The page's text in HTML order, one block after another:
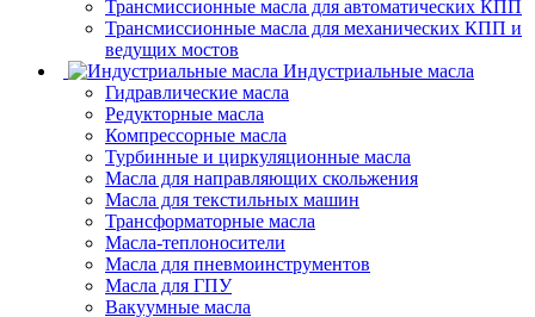
Трансмиссионные масла для автоматических КПП
Трансмиссионные масла для механических КПП и
ведущих мостов
Индустриальные масла
Гидравлические масла
Редукторные масла
Компрессорные масла
Турбинные и циркуляционные масла
Масла для направляющих скольжения
Масла для текстильных машин
Трансформаторные масла
Масла-теплоносители
Масла для пневмоинструментов
Масла для ГПУ
Вакуумные масла